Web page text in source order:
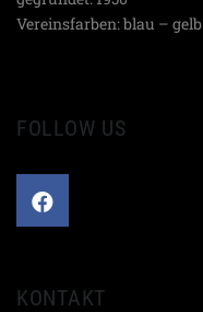
Vereinsfarben: blau – gelb
FOLLOW US
KONTAKT